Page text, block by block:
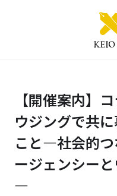
【開催案内】
ウジングで共
こと―社会的
ージェンシー
―